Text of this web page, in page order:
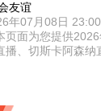
友谊
年07月08日 23:00
页面为您提供
播、切斯卡阿森